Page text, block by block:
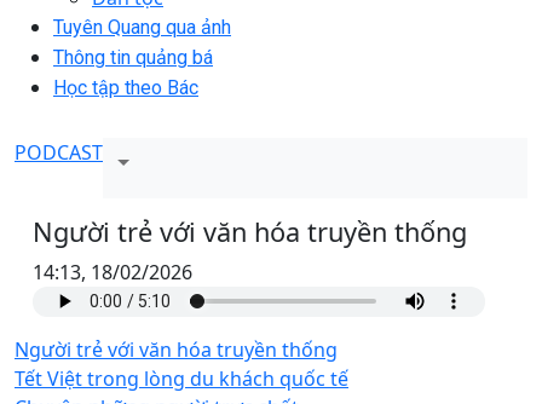
Tuyên Quang qua ảnh
Thông tin quảng bá
Học tập theo Bác
PODCAST
Người trẻ với văn hóa truyền thống
14:13, 18/02/2026
Người trẻ với văn hóa truyền thống
Tết Việt trong lòng du khách quốc tế